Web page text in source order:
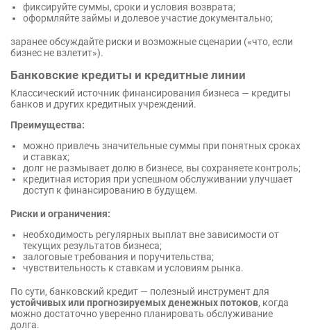
фиксируйте суммы, сроки и условия возврата;
оформляйте займы и долевое участие документально;
заранее обсуждайте риски и возможные сценарии («что, если
бизнес не взлетит»).
Банковские кредиты и кредитные линии
Классический источник финансирования бизнеса — кредиты
банков и других кредитных учреждений.
Преимущества:
можно привлечь значительные суммы при понятных сроках
и ставках;
долг не размывает долю в бизнесе, вы сохраняете контроль;
кредитная история при успешном обслуживании улучшает
доступ к финансированию в будущем.
Риски и ограничения:
необходимость регулярных выплат вне зависимости от
текущих результатов бизнеса;
залоговые требования и поручительства;
чувствительность к ставкам и условиям рынка.
По сути, банковский кредит — полезный инструмент для
устойчивых или прогнозируемых денежных потоков, когда
можно достаточно уверенно планировать обслуживание
долга.